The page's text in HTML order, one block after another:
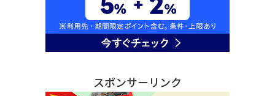
スポンサーリンク